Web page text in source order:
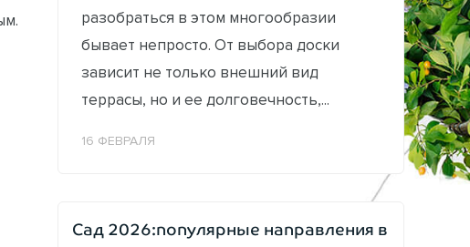
разобраться в этом многообразии
бывает непросто. От выбора доски
зависит не только внешний вид
террасы, но и ее долговечность,...
16 ФЕВРАЛЯ
Сад 2026:популярные направления в